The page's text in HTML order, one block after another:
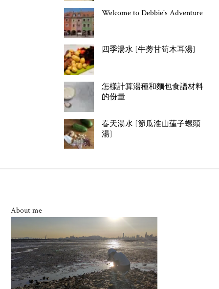
Welcome to Debbie's Adventure
四季湯水 [牛蒡甘筍木耳湯]
怎樣計算湯種和麵包食譜材料
的份量
春天湯水 [節瓜淮山蓮子螺頭
湯]
About me